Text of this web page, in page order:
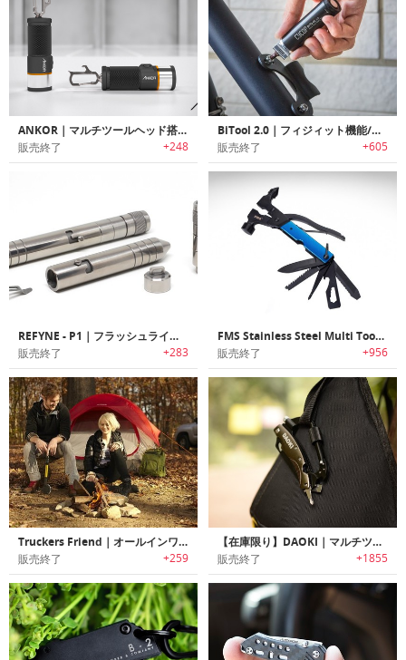
ANKOR｜マルチツールヘッド搭載多機能フラッシュライト「アンカー」
販売終了 +248
BiTool 2.0｜フィジィット機能/フラッシュライト付きキーホルダーサイズマルチツール「バイツール2.0」
販売終了 +605
REFYNE - P1｜フラッシュライト付きモジュール式チタンペン「リファインピーワン」
販売終了 +283
FMS Stainless Steel Multi Tool｜緊急時やサバイバルに最適なステンレス製マルチツール
販売終了 +956
Truckers Friend｜オールインワン多目的サバイバルツール「トラッカーズフレンド」
販売終了 +259
【在庫限り】DAOKI｜マルチツール搭載7イン1サバイバルカラビナ
販売終了 +1855